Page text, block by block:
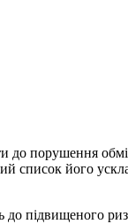
порушення
список його
підвищеного